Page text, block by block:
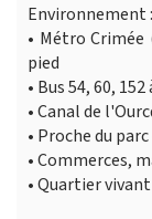
Environnement :
• Métro Crimée
pied
• Bus 54, 60,
• Canal de
• Proche du
• Commerces,
• Quartier